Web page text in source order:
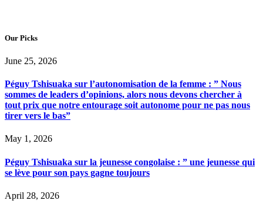
Our Picks
June 25, 2026
Péguy Tshisuaka sur l’autonomisation de la femme : ” Nous
sommes de leaders d’opinions, alors nous devons chercher à
tout prix que notre entourage soit autonome pour ne pas nous
tirer vers le bas”
May 1, 2026
Péguy Tshisuaka sur la jeunesse congolaise : ” une jeunesse qui
se lève pour son pays gagne toujours
April 28, 2026